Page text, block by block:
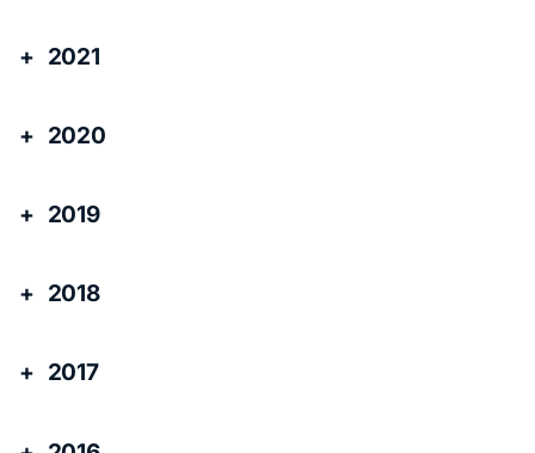
2021
2020
2019
2018
2017